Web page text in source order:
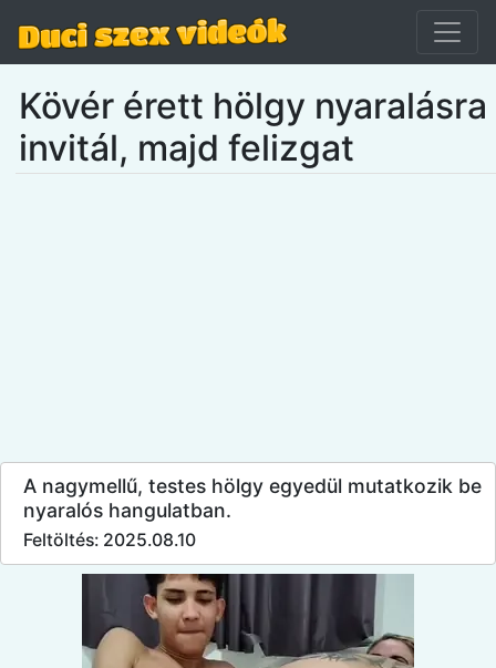
Kövér érett hölgy nyaralásra
invitál, majd felizgat
A nagymellű, testes hölgy egyedül mutatkozik be
nyaralós hangulatban.
Feltöltés: 2025.08.10